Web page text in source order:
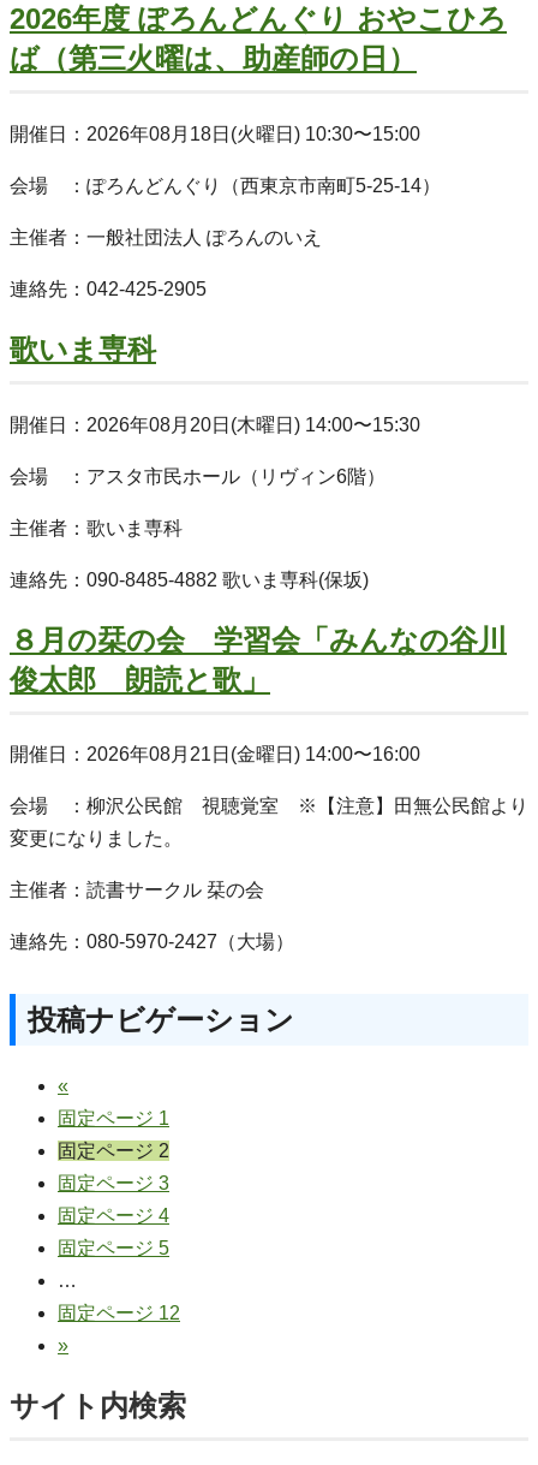
2026年度 ぽろんどんぐり おやこひろ
ば（第三火曜は、助産師の日）
開催日：2026年08月18日(火曜日) 10:30〜15:00
会場 ：ぽろんどんぐり（西東京市南町5-25-14）
主催者：一般社団法人 ぽろんのいえ
連絡先：042-425-2905
歌いま専科
開催日：2026年08月20日(木曜日) 14:00〜15:30
会場 ：アスタ市民ホール（リヴィン6階）
主催者：歌いま専科
連絡先：090-8485-4882 歌いま専科(保坂)
８月の栞の会 学習会「みんなの谷川
俊太郎 朗読と歌」
開催日：2026年08月21日(金曜日) 14:00〜16:00
会場 ：柳沢公民館 視聴覚室 ※【注意】田無公民館より
変更になりました。
主催者：読書サークル 栞の会
連絡先：080-5970-2427（大場）
投稿ナビゲーション
«
固定ページ 1
固定ページ 2
固定ページ 3
固定ページ 4
固定ページ 5
…
固定ページ 12
»
サイト内検索